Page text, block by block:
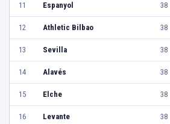
11 Espanyol 38
12 Athletic Bilbao 38
13 Sevilla 38
14 Alavés 38
15 Elche 38
16 Levante 38